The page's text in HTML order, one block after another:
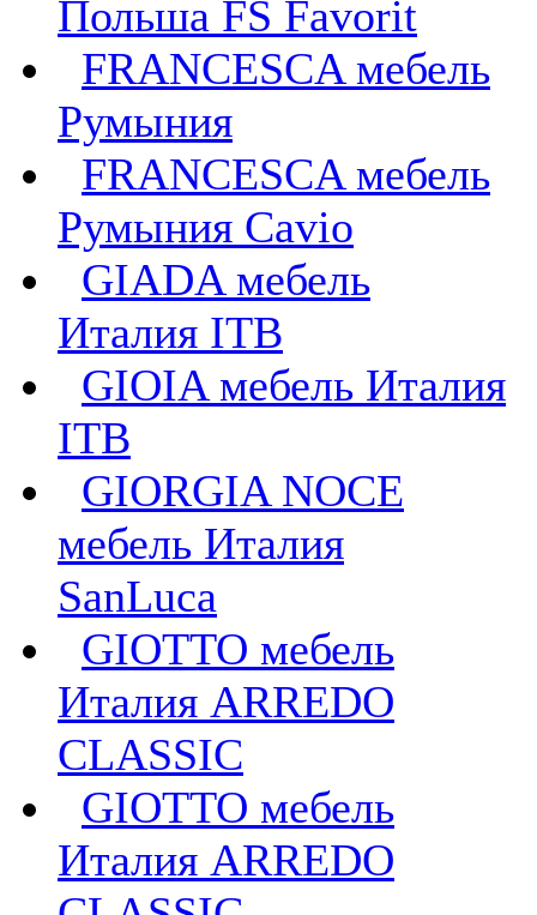
Польша FS Favorit
FRANCESCA мебель
Румыния
FRANCESCA мебель
Румыния Cavio
GIADA мебель
Италия ITB
GIOIA мебель Италия
ITB
GIORGIA NOCE
мебель Италия
SanLuca
GIOTTO мебель
Италия ARREDO
CLASSIC
GIOTTO мебель
Италия ARREDO